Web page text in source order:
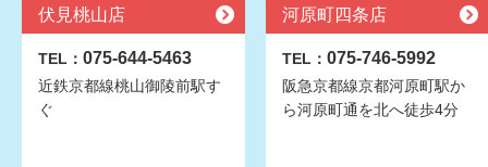
伏見桃山店
TEL： 075-644-5463
近鉄京都線桃山御陵前駅す
ぐ
河原町四条店
TEL： 075-746-5992
阪急京都線京都河原町駅か
ら河原町通を北へ徒歩4分